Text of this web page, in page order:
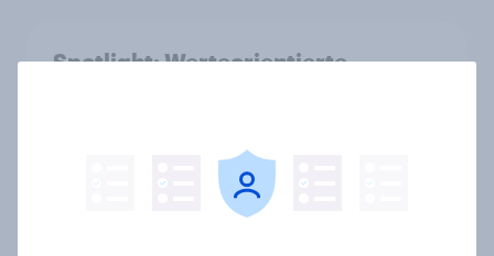
Spotlight: Werteorientierte
Temu ist doppelt so relevant wie